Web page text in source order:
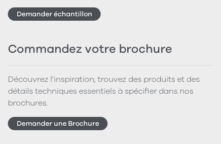
Demander échantillon
Commandez votre brochure
Découvrez l'inspiration, trouvez des produits et des
détails techniques essentiels à spécifier dans nos
brochures.
Demander une Brochure